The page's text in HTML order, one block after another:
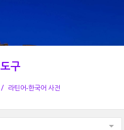
도구
라틴어-한국어 사전